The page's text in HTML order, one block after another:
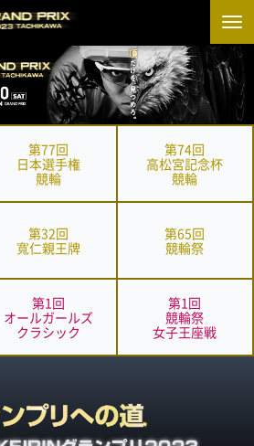
第77回
日本選手権
競輪
第74回
高松宮記念杯
競輪
第32回
寬仁親王牌
第65回
競輪祭
第1回
オールガールズ
クラシック
第1回
競輪祭
女子王座戦